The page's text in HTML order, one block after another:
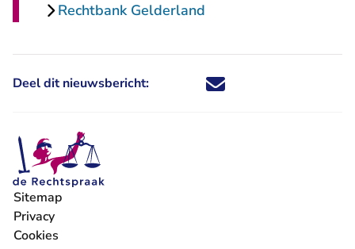
Rechtbank Gelderland
Deel dit nieuwsbericht: Deel dit nieuwsbericht via X -
Deel dit nieuwsbericht via
Deel dit nieuwsbericht
Deel dit
Sitemap
Privacy
Cookies